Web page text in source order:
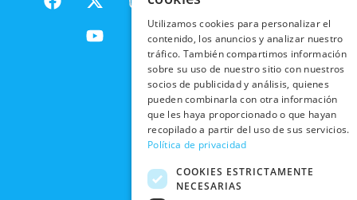
a
-
t
w
m
o
u
t
RESPONSABILIDAD
SOCIAL
TRABAJA
CON
NOSOTROS
NUESTRAS
TIENDAS
BLACK
FRIDAY
ENVÍOS
INTERNACIONALES
RECOGIDA
EN TIENDA
DEVOLUCIONES
Y CAMBIOS
CANCELAR
PEDIDO
PRIVACIDAD
EN RRSS
POLÍTICA DE
PRIVACIDAD
CONDICIONES
DE COMPRA
Utilizamos cookies para personalizar el
contenido, los anuncios y analizar nuestro
tráfico. También compartimos información
sobre su uso de nuestro sitio con nuestros
socios de publicidad y análisis, quienes
pueden combinarla con otra información
que les haya proporcionado o que hayan
recopilado a partir del uso de sus servicios.
Política de privacidad
COOKIES ESTRICTAMENTE
NECESARIAS